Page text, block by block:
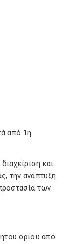
από 1η
και
την ανάπτυξη
των
ορίου από